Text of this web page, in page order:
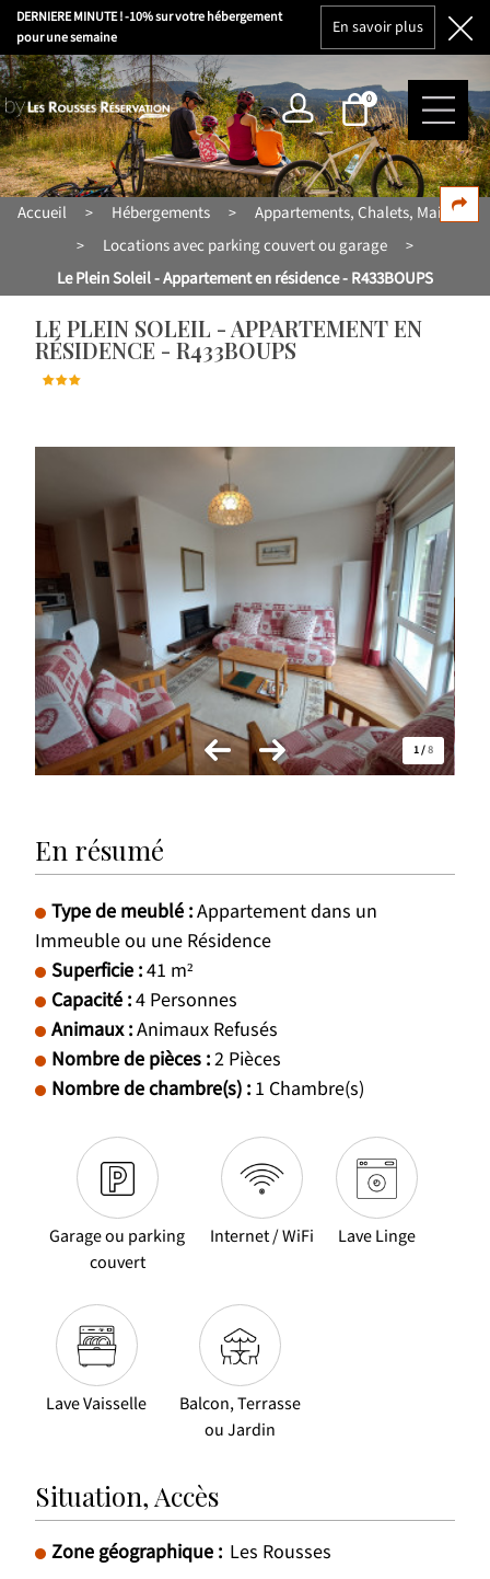
DERNIERE MINUTE ! -10% sur votre hébergement
pour une semaine
En savoir plus
0
Accueil > Hébergements > Appartements, Chalets, Maisons
> Locations avec parking couvert ou garage >
Le Plein Soleil - Appartement en résidence - R433BOUPS
LE PLEIN SOLEIL - APPARTEMENT EN
RÉSIDENCE - R433BOUPS
1/8
En résumé
Type de meublé :Appartement dans un
Immeuble ou une Résidence
Superficie :41 m²
Capacité :4 Personnes
Animaux:Animaux Refusés
Nombre de pièces :2 Pièces
Nombre de chambre(s) : 1 Chambre(s)
Garage ou parking
couvert
Internet / WiFi Lave Linge
Lave Vaisselle
Balcon, Terrasse
ou Jardin
Situation, Accès
Zone géographique : Les Rousses